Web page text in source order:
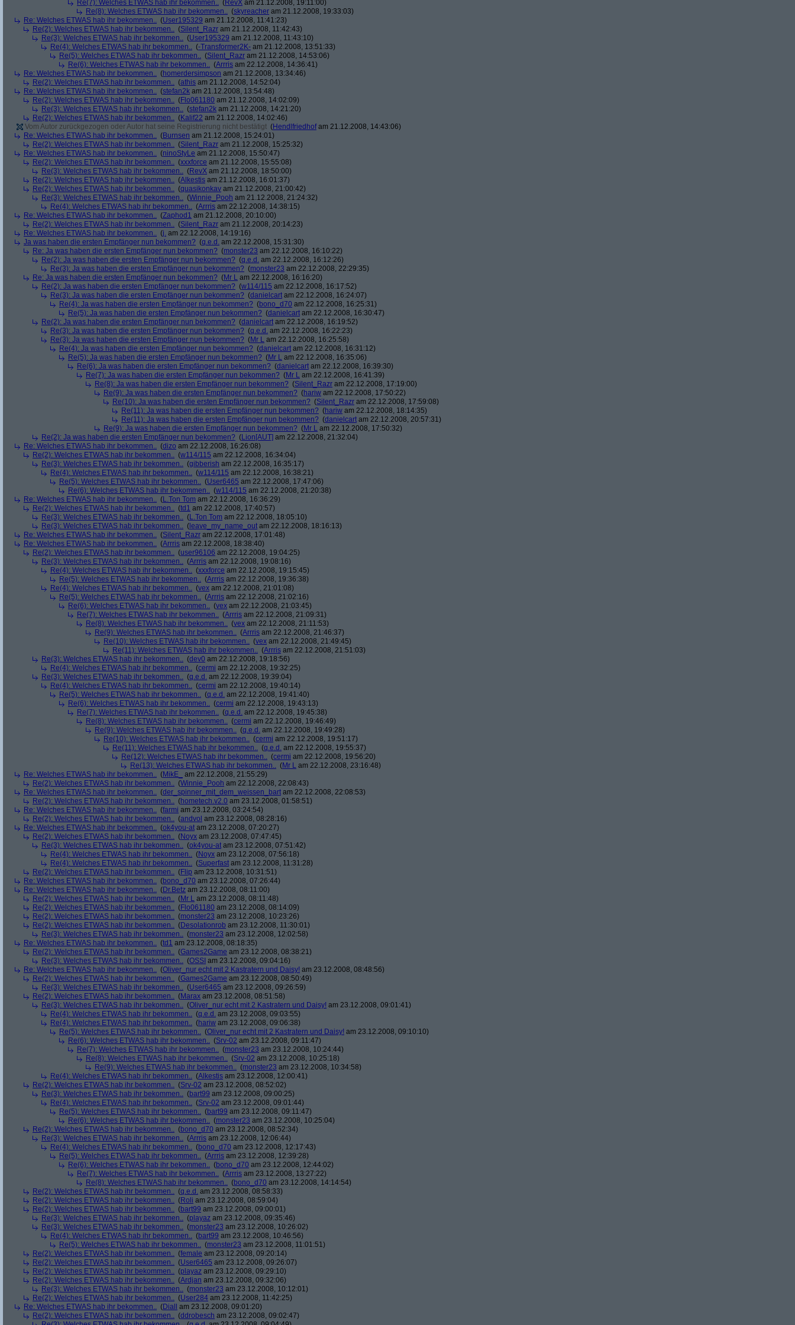
Re(7): Welches ETWAS hab ihr bekommen.. (RevX am 21.12.2008, 19:11:00)
Re(8): Welches ETWAS hab ihr bekommen.. (skyreacher am 21.12.2008, 19:33:03)
Re: Welches ETWAS hab ihr bekommen.. (User195329 am 21.12.2008, 11:41:23)
Re(2): Welches ETWAS hab ihr bekommen.. (Silent_Razr am 21.12.2008, 11:42:43)
Re(3): Welches ETWAS hab ihr bekommen.. (User195329 am 21.12.2008, 11:43:10)
Re(4): Welches ETWAS hab ihr bekommen.. (-Transformer2K- am 21.12.2008, 13:51:33)
Re(5): Welches ETWAS hab ihr bekommen.. (Silent_Razr am 21.12.2008, 14:53:06)
Re(6): Welches ETWAS hab ihr bekommen.. (Arrris am 22.12.2008, 14:36:41)
Re: Welches ETWAS hab ihr bekommen.. (homerdersimpson am 21.12.2008, 13:34:46)
Re(2): Welches ETWAS hab ihr bekommen.. (athis am 21.12.2008, 14:52:04)
Re: Welches ETWAS hab ihr bekommen.. (stefan2k am 21.12.2008, 13:54:48)
Re(2): Welches ETWAS hab ihr bekommen.. (Flo061180 am 21.12.2008, 14:02:09)
Re(3): Welches ETWAS hab ihr bekommen.. (stefan2k am 21.12.2008, 14:21:20)
Re(2): Welches ETWAS hab ihr bekommen.. (Kalif22 am 21.12.2008, 14:02:46)
Vom Autor zurückgezogen oder Autor hat seine Registrierung nicht bestätigt (Hendlfriedhofam 21.12.2008, 14:43:06)
Re: Welches ETWAS hab ihr bekommen.. (Burnsen am 21.12.2008, 15:24:01)
Re(2): Welches ETWAS hab ihr bekommen.. (Silent_Razr am 21.12.2008, 15:25:32)
Re: Welches ETWAS hab ihr bekommen.. (ninoStyLe am 21.12.2008, 15:50:47)
Re(2): Welches ETWAS hab ihr bekommen.. (xxxforce am 21.12.2008, 15:55:08)
Re(3): Welches ETWAS hab ihr bekommen.. (RevX am 21.12.2008, 18:50:00)
Re(2): Welches ETWAS hab ihr bekommen.. (Alkestis am 21.12.2008, 16:01:37)
Re(2): Welches ETWAS hab ihr bekommen.. (quasikonkav am 21.12.2008, 21:00:42)
Re(3): Welches ETWAS hab ihr bekommen.. (Winnie_Pooh am 21.12.2008, 21:24:32)
Re(4): Welches ETWAS hab ihr bekommen.. (Arrris am 22.12.2008, 14:38:15)
Re: Welches ETWAS hab ihr bekommen.. (Zaphod1 am 21.12.2008, 20:10:00)
Re(2): Welches ETWAS hab ihr bekommen.. (Silent_Razr am 21.12.2008, 20:14:23)
Re: Welches ETWAS hab ihr bekommen.. (j. am 22.12.2008, 14:19:16)
Ja was haben die ersten Empfänger nun bekommen? (q.e.d. am 22.12.2008, 15:31:30)
Re: Ja was haben die ersten Empfänger nun bekommen? (monster23 am 22.12.2008, 16:10:22)
Re(2): Ja was haben die ersten Empfänger nun bekommen? (q.e.d. am 22.12.2008, 16:12:26)
Re(3): Ja was haben die ersten Empfänger nun bekommen? (monster23 am 22.12.2008, 22:29:35)
Re: Ja was haben die ersten Empfänger nun bekommen? (Mr L am 22.12.2008, 16:16:20)
Re(2): Ja was haben die ersten Empfänger nun bekommen? (w114/115 am 22.12.2008, 16:17:52)
Re(3): Ja was haben die ersten Empfänger nun bekommen? (danielcart am 22.12.2008, 16:24:07)
Re(4): Ja was haben die ersten Empfänger nun bekommen? (bono_d70 am 22.12.2008, 16:25:31)
Re(5): Ja was haben die ersten Empfänger nun bekommen? (danielcart am 22.12.2008, 16:30:47)
Re(2): Ja was haben die ersten Empfänger nun bekommen? (danielcart am 22.12.2008, 16:19:52)
Re(3): Ja was haben die ersten Empfänger nun bekommen? (q.e.d. am 22.12.2008, 16:22:23)
Re(3): Ja was haben die ersten Empfänger nun bekommen? (Mr L am 22.12.2008, 16:25:58)
Re(4): Ja was haben die ersten Empfänger nun bekommen? (danielcart am 22.12.2008, 16:31:12)
Re(5): Ja was haben die ersten Empfänger nun bekommen? (Mr L am 22.12.2008, 16:35:06)
Re(6): Ja was haben die ersten Empfänger nun bekommen? (danielcart am 22.12.2008, 16:39:30)
Re(7): Ja was haben die ersten Empfänger nun bekommen? (Mr L am 22.12.2008, 16:41:39)
Re(8): Ja was haben die ersten Empfänger nun bekommen? (Silent_Razr am 22.12.2008, 17:19:00)
Re(9): Ja was haben die ersten Empfänger nun bekommen? (hariw am 22.12.2008, 17:50:22)
Re(10): Ja was haben die ersten Empfänger nun bekommen? (Silent_Razr am 22.12.2008, 17:59:08)
Re(11): Ja was haben die ersten Empfänger nun bekommen? (hariw am 22.12.2008, 18:14:35)
Re(11): Ja was haben die ersten Empfänger nun bekommen? (danielcart am 22.12.2008, 20:57:31)
Re(9): Ja was haben die ersten Empfänger nun bekommen? (Mr L am 22.12.2008, 17:50:32)
Re(2): Ja was haben die ersten Empfänger nun bekommen? (Lion[AUT] am 22.12.2008, 21:32:04)
Re: Welches ETWAS hab ihr bekommen.. (dizo am 22.12.2008, 16:26:08)
Re(2): Welches ETWAS hab ihr bekommen.. (w114/115 am 22.12.2008, 16:34:04)
Re(3): Welches ETWAS hab ihr bekommen.. (gibberish am 22.12.2008, 16:35:17)
Re(4): Welches ETWAS hab ihr bekommen.. (w114/115 am 22.12.2008, 16:38:21)
Re(5): Welches ETWAS hab ihr bekommen.. (User6465 am 22.12.2008, 17:47:06)
Re(6): Welches ETWAS hab ihr bekommen.. (w114/115 am 22.12.2008, 21:20:38)
Re: Welches ETWAS hab ihr bekommen.. (L.Ton Tom am 22.12.2008, 16:36:29)
Re(2): Welches ETWAS hab ihr bekommen.. (td1 am 22.12.2008, 17:40:57)
Re(3): Welches ETWAS hab ihr bekommen.. (L.Ton Tom am 22.12.2008, 18:05:10)
Re(3): Welches ETWAS hab ihr bekommen.. ( leave_my_name_out am 22.12.2008, 18:16:13)
Re: Welches ETWAS hab ihr bekommen.. (Silent_Razr am 22.12.2008, 17:01:48)
Re: Welches ETWAS hab ihr bekommen.. (Arrris am 22.12.2008, 18:38:40)
Re(2): Welches ETWAS hab ihr bekommen.. (user96106 am 22.12.2008, 19:04:25)
Re(3): Welches ETWAS hab ihr bekommen.. (Arrris am 22.12.2008, 19:08:16)
Re(4): Welches ETWAS hab ihr bekommen.. (xxxforce am 22.12.2008, 19:15:45)
Re(5): Welches ETWAS hab ihr bekommen.. (Arrris am 22.12.2008, 19:36:38)
Re(4): Welches ETWAS hab ihr bekommen.. (vex am 22.12.2008, 21:01:08)
Re(5): Welches ETWAS hab ihr bekommen.. (Arrris am 22.12.2008, 21:02:16)
Re(6): Welches ETWAS hab ihr bekommen.. (vex am 22.12.2008, 21:03:45)
Re(7): Welches ETWAS hab ihr bekommen.. (Arrris am 22.12.2008, 21:09:31)
Re(8): Welches ETWAS hab ihr bekommen.. (vex am 22.12.2008, 21:11:53)
Re(9): Welches ETWAS hab ihr bekommen.. (Arrris am 22.12.2008, 21:46:37)
Re(10): Welches ETWAS hab ihr bekommen.. (vex am 22.12.2008, 21:49:45)
Re(11): Welches ETWAS hab ihr bekommen.. (Arrris am 22.12.2008, 21:51:03)
Re(3): Welches ETWAS hab ihr bekommen.. (dev0 am 22.12.2008, 19:18:56)
Re(4): Welches ETWAS hab ihr bekommen.. (cermi am 22.12.2008, 19:32:25)
Re(3): Welches ETWAS hab ihr bekommen.. (q.e.d. am 22.12.2008, 19:39:04)
Re(4): Welches ETWAS hab ihr bekommen.. (cermi am 22.12.2008, 19:40:14)
Re(5): Welches ETWAS hab ihr bekommen.. (q.e.d. am 22.12.2008, 19:41:40)
Re(6): Welches ETWAS hab ihr bekommen.. (cermi am 22.12.2008, 19:43:13)
Re(7): Welches ETWAS hab ihr bekommen.. (q.e.d. am 22.12.2008, 19:45:38)
Re(8): Welches ETWAS hab ihr bekommen.. (cermi am 22.12.2008, 19:46:49)
Re(9): Welches ETWAS hab ihr bekommen.. (q.e.d. am 22.12.2008, 19:49:28)
Re(10): Welches ETWAS hab ihr bekommen.. (cermi am 22.12.2008, 19:51:17)
Re(11): Welches ETWAS hab ihr bekommen.. (q.e.d. am 22.12.2008, 19:55:37)
Re(12): Welches ETWAS hab ihr bekommen.. (cermi am 22.12.2008, 19:56:20)
Re(13): Welches ETWAS hab ihr bekommen.. (Mr L am 22.12.2008, 23:16:48)
Re: Welches ETWAS hab ihr bekommen.. (MikE_
am 22.12.2008, 21:55:29)
Re(2): Welches ETWAS hab ihr bekommen.. (Winnie_Pooh am 22.12.2008, 22:08:43)
Re: Welches ETWAS hab ihr bekommen.. (der_spinner_mit_dem_weissen_bart am 22.12.2008, 22:08:53)
Re(2): Welches ETWAS hab ihr bekommen.. (hometech.v2.0 am 23.12.2008, 01:58:51)
Re: Welches ETWAS hab ihr bekommen.. (farmi am 23.12.2008, 03:24:54)
Re(2): Welches ETWAS hab ihr bekommen.. (andvol am 23.12.2008, 08:28:16)
Re: Welches ETWAS hab ihr bekommen.. (ok4you-at am 23.12.2008, 07:20:27)
Re(2): Welches ETWAS hab ihr bekommen.. (Noyx am 23.12.2008, 07:47:45)
Re(3): Welches ETWAS hab ihr bekommen.. (ok4you-at am 23.12.2008, 07:51:42)
Re(4): Welches ETWAS hab ihr bekommen.. (Noyx am 23.12.2008, 07:56:18)
Re(4): Welches ETWAS hab ihr bekommen.. (Superfast am 23.12.2008, 11:31:28)
Re(2): Welches ETWAS hab ihr bekommen.. (Flip am 23.12.2008, 10:31:51)
Re: Welches ETWAS hab ihr bekommen.. (bono_d70 am 23.12.2008, 07:26:44)
Re: Welches ETWAS hab ihr bekommen.. (Dr.Betz am 23.12.2008, 08:11:00)
Re(2): Welches ETWAS hab ihr bekommen.. (Mr L am 23.12.2008, 08:11:48)
Re(2): Welches ETWAS hab ihr bekommen.. (Flo061180 am 23.12.2008, 08:14:09)
Re(2): Welches ETWAS hab ihr bekommen.. (monster23 am 23.12.2008, 10:23:26)
Re(2): Welches ETWAS hab ihr bekommen.. (Desolationrob am 23.12.2008, 11:30:01)
Re(3): Welches ETWAS hab ihr bekommen.. (monster23 am 23.12.2008, 12:02:58)
Re: Welches ETWAS hab ihr bekommen.. (td1 am 23.12.2008, 08:18:35)
Re(2): Welches ETWAS hab ihr bekommen.. (Games2Game am 23.12.2008, 08:38:21)
Re(3): Welches ETWAS hab ihr bekommen.. (OSSI am 23.12.2008, 09:04:16)
Re: Welches ETWAS hab ihr bekommen.. (Oliver_nur echt mit 2 Kastratern und Daisy! am 23.12.2008, 08:48:56)
Re(2): Welches ETWAS hab ihr bekommen.. (Games2Game am 23.12.2008, 08:50:49)
Re(3): Welches ETWAS hab ihr bekommen.. (User6465 am 23.12.2008, 09:26:59)
Re(2): Welches ETWAS hab ihr bekommen.. (Marax am 23.12.2008, 08:51:58)
Re(3): Welches ETWAS hab ihr bekommen.. (Oliver_nur echt mit 2 Kastratern und Daisy! am 23.12.2008, 09:01:41)
Re(4): Welches ETWAS hab ihr bekommen.. (q.e.d. am 23.12.2008, 09:03:55)
Re(4): Welches ETWAS hab ihr bekommen.. (hariw am 23.12.2008, 09:06:38)
Re(5): Welches ETWAS hab ihr bekommen.. (Oliver_nur echt mit 2 Kastratern und Daisy! am 23.12.2008, 09:10:10)
Re(6): Welches ETWAS hab ihr bekommen.. (Srv-02 am 23.12.2008, 09:11:47)
Re(7): Welches ETWAS hab ihr bekommen.. (monster23 am 23.12.2008, 10:24:44)
Re(8): Welches ETWAS hab ihr bekommen.. (Srv-02 am 23.12.2008, 10:25:18)
Re(9): Welches ETWAS hab ihr bekommen.. (monster23 am 23.12.2008, 10:34:58)
Re(4): Welches ETWAS hab ihr bekommen.. (Alkestis am 23.12.2008, 12:00:41)
Re(2): Welches ETWAS hab ihr bekommen.. (Srv-02 am 23.12.2008, 08:52:02)
Re(3): Welches ETWAS hab ihr bekommen.. (bart99 am 23.12.2008, 09:00:25)
Re(4): Welches ETWAS hab ihr bekommen.. (Srv-02 am 23.12.2008, 09:01:44)
Re(5): Welches ETWAS hab ihr bekommen.. (bart99 am 23.12.2008, 09:11:47)
Re(6): Welches ETWAS hab ihr bekommen.. (monster23 am 23.12.2008, 10:25:04)
Re(2): Welches ETWAS hab ihr bekommen.. (bono_d70 am 23.12.2008, 08:52:34)
Re(3): Welches ETWAS hab ihr bekommen.. (Arrris am 23.12.2008, 12:06:44)
Re(4): Welches ETWAS hab ihr bekommen.. (bono_d70 am 23.12.2008, 12:17:43)
Re(5): Welches ETWAS hab ihr bekommen.. (Arrris am 23.12.2008, 12:39:28)
Re(6): Welches ETWAS hab ihr bekommen.. (bono_d70 am 23.12.2008, 12:44:02)
Re(7): Welches ETWAS hab ihr bekommen.. (Arrris am 23.12.2008, 13:27:22)
Re(8): Welches ETWAS hab ihr bekommen.. (bono_d70 am 23.12.2008, 14:14:54)
Re(2): Welches ETWAS hab ihr bekommen.. (q.e.d. am 23.12.2008, 08:58:33)
Re(2): Welches ETWAS hab ihr bekommen.. (Roli am 23.12.2008, 08:59:04)
Re(2): Welches ETWAS hab ihr bekommen.. (bart99 am 23.12.2008, 09:00:01)
Re(3): Welches ETWAS hab ihr bekommen.. (playaz am 23.12.2008, 09:35:46)
Re(3): Welches ETWAS hab ihr bekommen.. (monster23 am 23.12.2008, 10:26:02)
Re(4): Welches ETWAS hab ihr bekommen.. (bart99 am 23.12.2008, 10:46:56)
Re(5): Welches ETWAS hab ihr bekommen.. (monster23 am 23.12.2008, 11:01:51)
Re(2): Welches ETWAS hab ihr bekommen.. (female am 23.12.2008, 09:20:14)
Re(2): Welches ETWAS hab ihr bekommen.. (User6465 am 23.12.2008, 09:26:07)
Re(2): Welches ETWAS hab ihr bekommen.. (playaz am 23.12.2008, 09:29:10)
Re(2): Welches ETWAS hab ihr bekommen.. (Ardjan am 23.12.2008, 09:32:06)
Re(3): Welches ETWAS hab ihr bekommen.. (monster23 am 23.12.2008, 10:12:01)
Re(2): Welches ETWAS hab ihr bekommen.. (User284 am 23.12.2008, 11:42:25)
Re: Welches ETWAS hab ihr bekommen.. (Diall
am 23.12.2008, 09:01:20)
Re(2): Welches ETWAS hab ihr bekommen.. (ddrobesch am 23.12.2008, 09:02:47)